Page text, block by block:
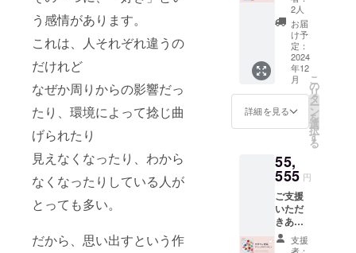
う感情があります。
これは、人それぞれ違うの
だけれど
なぜか周りからの影響だっ
たり、環境によって捻じ曲
げられたり
見えなくなったり、わから
なくなったりしている人が
とっても多い。
だから、思い出すという作
発生い
たしま
す。
（※）シ
ステム
利用料
支援金
円未満
の場
合：228
費税22
円
支援
金額が1
万円以
上の場
合：支
額が1万
円未満
の場
合：228
円＋消
費税22
円
金額が1
万円以
援金額
の
2.27%
＋消費
税
m/partn
er/ ・横
浜駅周
-----------
----- ・※
支援者
の方か
ら支援
（7％＋
税）を
いただ
いてお
りま
す。 ・
なお、1
せてい
ただき
ます
（予定
配布
先） ・
協賛く
ださる
企業・
出展者
・ブー
ス出店
者 ・ロ
ザフィ
関係各
所 ・ロ
ザフィ
自由に
指定し
ていた
だけま
（予定
配布
先） ・
協賛く
・コン
クール
出展者
・ブー
ス出店
者 ・ロ
ザフィ
関係各
ます。
《リ
ターン
特典》
●ロザ
フィと
いえば
「ジュ
リア」
技術
力の結
るジュ
リアの
ネック
レスで
す
146色の
中から
お好
2人
お届
け予
定：
2024
年12
月
詳細を見る
こ
の
リ
タ
ー
ン
を
選
択
す
る
55,
555 円
ご支援
いただ
きあり
がとう
ござい
支援